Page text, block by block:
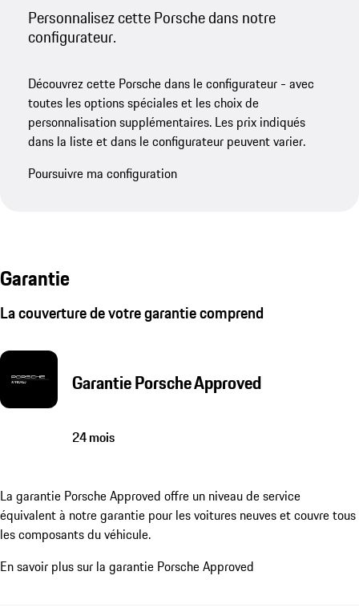
Personnalisez cette Porsche dans notre
configurateur.
Découvrez cette Porsche dans le configurateur - avec
toutes les options spéciales et les choix de
personnalisation supplémentaires. Les prix indiqués
dans la liste et dans le configurateur peuvent varier.
Poursuivre ma configuration
Garantie
La couverture de votre garantie comprend
Garantie Porsche Approved
24 mois
La garantie Porsche Approved offre un niveau de service
équivalent à notre garantie pour les voitures neuves et couvre tous
les composants du véhicule.
En savoir plus sur la garantie Porsche Approved